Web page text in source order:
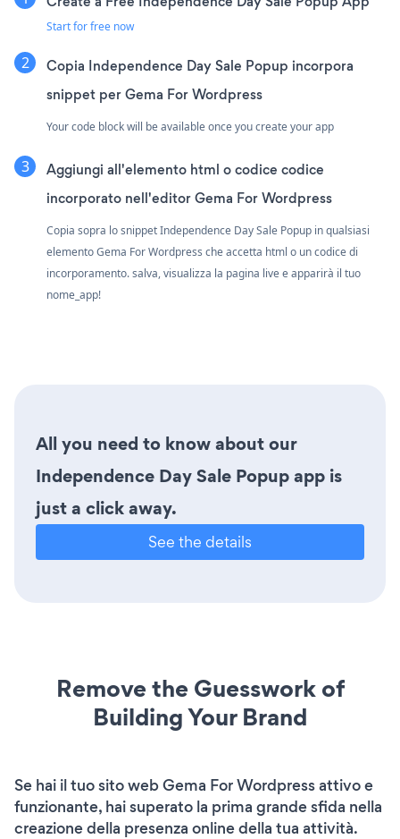
Start for free now
Copia Independence Day Sale Popup incorpora
snippet per Gema For Wordpress
Your code block will be available once you create your app
Aggiungi all'elemento html o codice codice
incorporato nell'editor Gema For Wordpress
Copia sopra lo snippet Independence Day Sale Popup in qualsiasi
elemento Gema For Wordpress che accetta html o un codice di
incorporamento. salva, visualizza la pagina live e apparirà il tuo
nome_app!
All you need to know about our
Independence Day Sale Popup app is
just a click away.
See the details
Remove the Guesswork of
Building Your Brand
Se hai il tuo sito web Gema For Wordpress attivo e
funzionante, hai superato la prima grande sfida nella
creazione della presenza online della tua attività.